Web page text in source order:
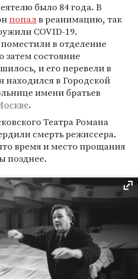
было 84 года. В
попалв реанимацию, так
COVID-19.
в отделение
затем состояние
и его перевели в
в Городской
имени братьев
.
Театра Романа
смерть режиссера.
время и место прощания
позднее.